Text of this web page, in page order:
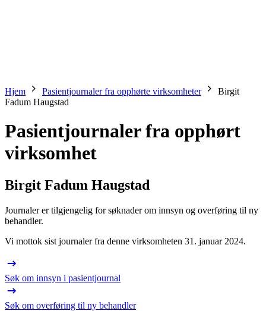
Hjem Pasientjournaler fra opphørte virksomheter
Birgit
Fadum Haugstad
Pasientjournaler fra opphørt
virksomhet
Birgit Fadum Haugstad
Journaler er tilgjengelig for søknader om innsyn og overføring til ny
behandler.
Vi mottok sist journaler fra denne virksomheten 31. januar 2024.
Søk om innsyn i pasientjournal
Søk om overføring til ny behandler